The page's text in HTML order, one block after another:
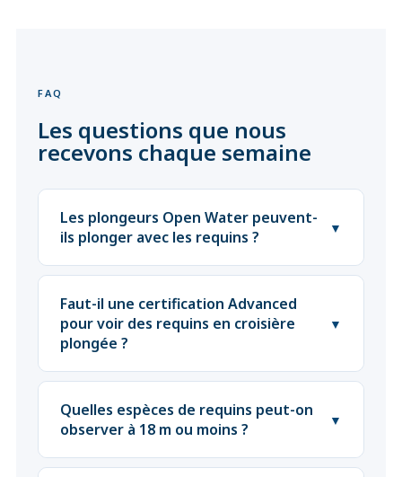
FAQ
Les questions que nous
recevons chaque semaine
Les plongeurs Open Water peuvent-
ils plonger avec les requins ?
▼
Faut-il une certification Advanced
pour voir des requins en croisière
plongée ?
▼
Quelles espèces de requins peut-on
observer à 18 m ou moins ?
▼